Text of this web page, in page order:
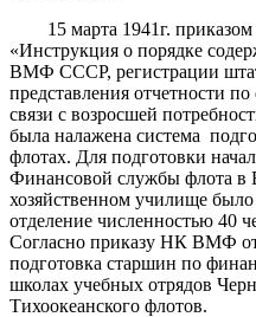
15 марта 1941г.
«Инструкция о порядке
ВМФ СССР, регистрации
представления отчетности
связи с возросшей
была налажена система
флотах. Для подготовки
Финансовой службы флота в
хозяйственном училище
отделение численностью 40
Согласно приказу НК ВМФ от
подготовка старшин по
школах учебных отрядов
Тихоокеанского флотов.